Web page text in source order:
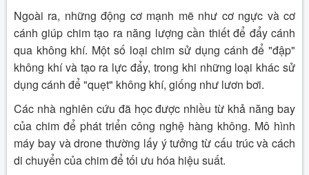
Ngoài ra, những động cơ mạnh mẽ như cơ ngực và cơ
cánh giúp chim tạo ra năng lượng cần thiết để đẩy cánh
qua không khí. Một số loại chim sử dụng cánh để "đập"
không khí và tạo ra lực đẩy, trong khi những loại khác sử
dụng cánh để "quẹt" không khí, giống như lươn bơi.
Các nhà nghiên cứu đã học được nhiều từ khả năng bay
của chim để phát triển công nghệ hàng không. Mô hình
máy bay và drone thường lấy ý tưởng từ cấu trúc và cách
di chuyển của chim để tối ưu hóa hiệu suất.